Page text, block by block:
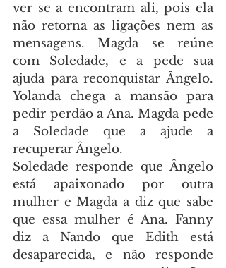
ver se a encontram ali, pois ela
não retorna as ligações nem as
mensagens. Magda se reúne
com Soledade, e a pede sua
ajuda para reconquistar Ângelo.
Yolanda chega a mansão para
pedir perdão a Ana. Magda pede
a Soledade que a ajude a
recuperar Ângelo.
Soledade responde que Ângelo
está apaixonado por outra
mulher e Magda a diz que sabe
que essa mulher é Ana. Fanny
diz a Nando que Edith está
desaparecida, e não responde